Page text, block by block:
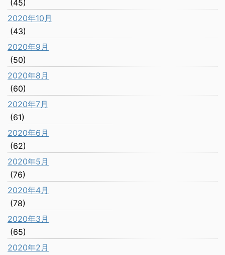
(45)
2020年10月
(43)
2020年9月
(50)
2020年8月
(60)
2020年7月
(61)
2020年6月
(62)
2020年5月
(76)
2020年4月
(78)
2020年3月
(65)
2020年2月